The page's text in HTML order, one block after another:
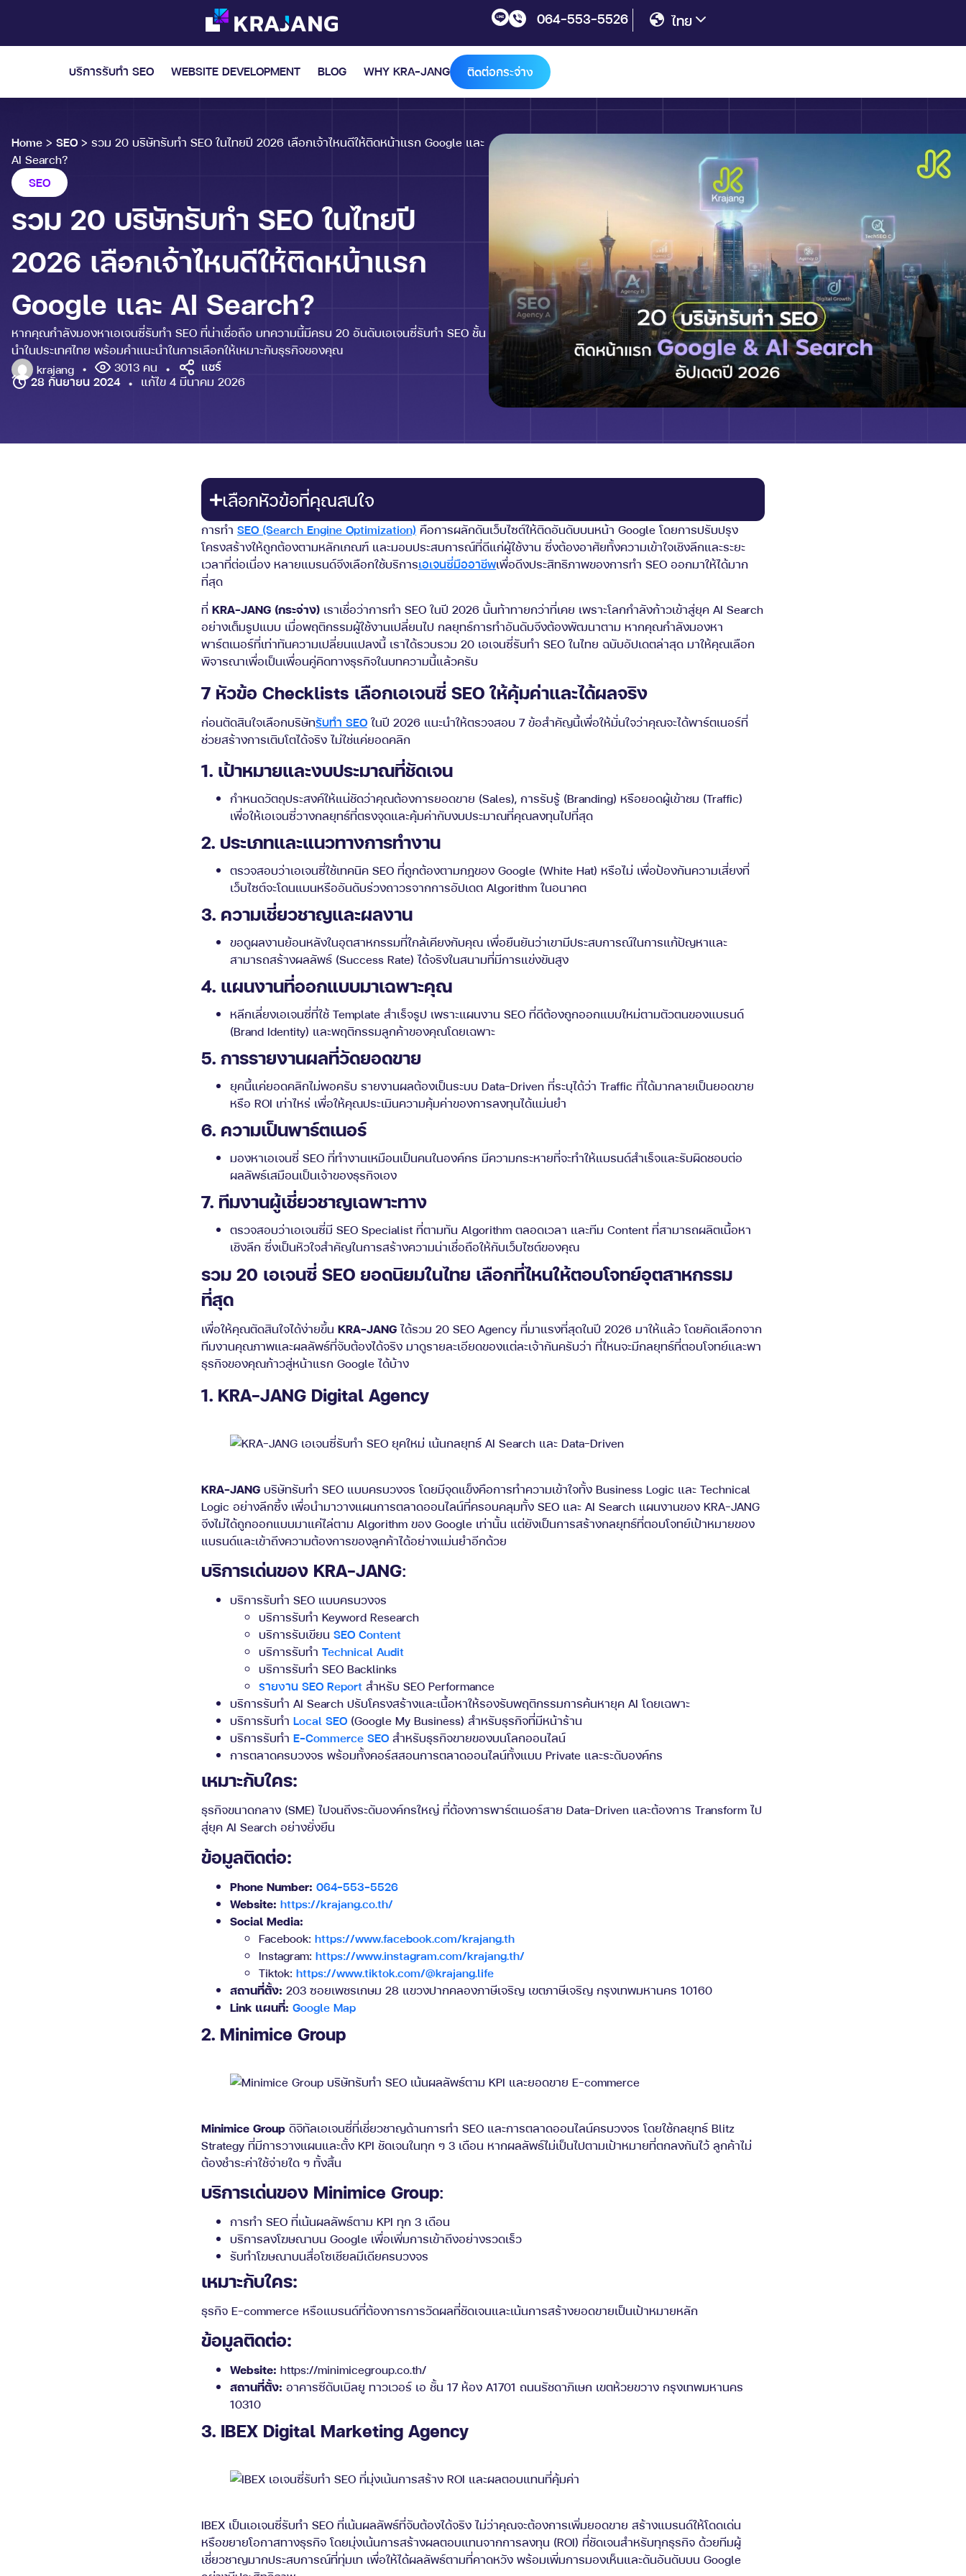
064-553-5526 ไทย
English
บริการรับทำ SEO WEBSITE DEVELOPMENT BLOG WHY KRA-JANG ติดต่อกระจ่าง
Home > SEO > รวม 20 บริษัทรับทำ SEO ในไทยปี 2026 เลือกเจ้าไหนดีให้ติดหน้าแรก Google และ
AI Search?
SEO
รวม 20 บริษัทรับทำ SEO ในไทยปี
2026 เลือกเจ้าไหนดีให้ติดหน้าแรก
Google และ AI Search?
หากคุณกำลังมองหาเอเจนซี่รับทำ SEO ที่น่าเชื่อถือ บทความนี้มีครบ 20 อันดับเอเจนซี่รับทำ SEO ชั้น
นำในประเทศไทย พร้อมคำแนะนำในการเลือกให้เหมาะกับธุรกิจของคุณ
krajang
3013 คน
แชร์
28 กันยายน 2024
แก้ไข 4 มีนาคม 2026
เลือกหัวข้อที่คุณสนใจ
การทำSEO (Search Engine Optimization) คือการผลักดันเว็บไซต์ให้ติดอันดับบนหน้า Google โดยการปรับปรุง
โครงสร้างให้ถูกต้องตามหลักเกณฑ์ และมอบประสบการณ์ที่ดีแก่ผู้ใช้งาน ซึ่งต้องอาศัยทั้งความเข้าใจเชิงลึกและระยะ
เวลาที่ต่อเนื่อง หลายแบรนด์จึงเลือกใช้บริการเอเจนซี่มืออาชีพเพื่อดึงประสิทธิภาพของการทำ SEO ออกมาให้ได้มาก
ที่สุด
ที่KRA-JANG (กระจ่าง) เราเชื่อว่าการทำ SEO ในปี 2026 นั้นท้าทายกว่าที่เคย เพราะโลกกำลังก้าวเข้าสู่ยุค AI Search
อย่างเต็มรูปแบบ เมื่อพฤติกรรมผู้ใช้งานเปลี่ยนไป กลยุทธ์การทำอันดับจึงต้องพัฒนาตาม หากคุณกำลังมองหา
พาร์ตเนอร์ที่เท่าทันความเปลี่ยนแปลงนี้ เราได้รวบรวม 20 เอเจนซี่รับทำ SEO ในไทย ฉบับอัปเดตล่าสุด มาให้คุณเลือก
พิจารณาเพื่อเป็นเพื่อนคู่คิดทางธุรกิจในบทความนี้แล้วครับ
7 หัวข้อ Checklists เลือกเอเจนซี่ SEO ให้คุ้มค่าและได้ผลจริง
ก่อนตัดสินใจเลือกบริษัทรับทำ SEO ในปี 2026 แนะนำให้ตรวจสอบ 7 ข้อสำคัญนี้เพื่อให้มั่นใจว่าคุณจะได้พาร์ตเนอร์ที่
ช่วยสร้างการเติบโตได้จริง ไม่ใช่แค่ยอดคลิก
1. เป้าหมายและงบประมาณที่ชัดเจน
กำหนดวัตถุประสงค์ให้แน่ชัดว่าคุณต้องการยอดขาย (Sales), การรับรู้ (Branding) หรือยอดผู้เข้าชม (Traffic)
เพื่อให้เอเจนซี่วางกลยุทธ์ที่ตรงจุดและคุ้มค่ากับงบประมาณที่คุณลงทุนไปที่สุด
2. ประเภทและแนวทางการทำงาน
ตรวจสอบว่าเอเจนซี่ใช้เทคนิค SEO ที่ถูกต้องตามกฎของ Google (White Hat) หรือไม่ เพื่อป้องกันความเสี่ยงที่
เว็บไซต์จะโดนแบนหรืออันดับร่วงถาวรจากการอัปเดต Algorithm ในอนาคต
3. ความเชี่ยวชาญและผลงาน
ขอดูผลงานย้อนหลังในอุตสาหกรรมที่ใกล้เคียงกับคุณ เพื่อยืนยันว่าเขามีประสบการณ์ในการแก้ปัญหาและ
สามารถสร้างผลลัพธ์ (Success Rate) ได้จริงในสนามที่มีการแข่งขันสูง
4. แผนงานที่ออกแบบมาเฉพาะคุณ
หลีกเลี่ยงเอเจนซี่ที่ใช้ Template สำเร็จรูป เพราะแผนงาน SEO ที่ดีต้องถูกออกแบบใหม่ตามตัวตนของแบรนด์
(Brand Identity) และพฤติกรรมลูกค้าของคุณโดยเฉพาะ
5. การรายงานผลที่วัดยอดขาย
ยุคนี้แค่ยอดคลิกไม่พอครับ รายงานผลต้องเป็นระบบ Data-Driven ที่ระบุได้ว่า Traffic ที่ได้มากลายเป็นยอดขาย
หรือ ROI เท่าไหร่ เพื่อให้คุณประเมินความคุ้มค่าของการลงทุนได้แม่นยำ
6. ความเป็นพาร์ตเนอร์
มองหาเอเจนซี่ SEO ที่ทำงานเหมือนเป็นคนในองค์กร มีความกระหายที่จะทำให้แบรนด์สำเร็จและรับผิดชอบต่อ
ผลลัพธ์เสมือนเป็นเจ้าของธุรกิจเอง
7. ทีมงานผู้เชี่ยวชาญเฉพาะทาง
ตรวจสอบว่าเอเจนซี่มี SEO Specialist ที่ตามทัน Algorithm ตลอดเวลา และทีม Content ที่สามารถผลิตเนื้อหา
เชิงลึก ซึ่งเป็นหัวใจสำคัญในการสร้างความน่าเชื่อถือให้กับเว็บไซต์ของคุณ
รวม 20 เอเจนซี่ SEO ยอดนิยมในไทย เลือกที่ไหนให้ตอบโจทย์อุตสาหกรรม
ที่สุด
เพื่อให้คุณตัดสินใจได้ง่ายขึ้นKRA-JANGได้รวม 20 SEO Agency ที่มาแรงที่สุดในปี 2026 มาให้แล้ว โดยคัดเลือกจาก
ทีมงานคุณภาพและผลลัพธ์ที่จับต้องได้จริง มาดูรายละเอียดของแต่ละเจ้ากันครับว่า ที่ไหนจะมีกลยุทธ์ที่ตอบโจทย์และพา
ธุรกิจของคุณก้าวสู่หน้าแรก Google ได้บ้าง
1. KRA-JANG Digital Agency
KRA-JANG บริษัทรับทำ SEO แบบครบวงจร โดยมีจุดแข็งคือการทำความเข้าใจทั้ง Business Logic และ Technical
Logic อย่างลึกซึ้ง เพื่อนำมาวางแผนการตลาดออนไลน์ที่ครอบคลุมทั้ง SEO และ AI Search แผนงานของ KRA-JANG
จึงไม่ได้ถูกออกแบบมาแค่ไล่ตาม Algorithm ของ Google เท่านั้น แต่ยังเป็นการสร้างกลยุทธ์ที่ตอบโจทย์เป้าหมายของ
แบรนด์และเข้าถึงความต้องการของลูกค้าได้อย่างแม่นยำอีกด้วย
บริการเด่นของ KRA-JANG:
บริการรับทำ SEO แบบครบวงจร
บริการรับทำ Keyword Research
บริการรับเขียนSEO Content
บริการรับทำTechnical Audit
บริการรับทำ SEO Backlinks
รายงาน SEO Report สำหรับ SEO Performance
บริการรับทำ AI Search ปรับโครงสร้างและเนื้อหาให้รองรับพฤติกรรมการค้นหายุค AI โดยเฉพาะ
บริการรับทำLocal SEO (Google My Business) สำหรับธุรกิจที่มีหน้าร้าน
บริการรับทำE-Commerce SEO สำหรับธุรกิจขายของบนโลกออนไลน์
การตลาดครบวงจร พร้อมทั้งคอร์สสอนการตลาดออนไลน์ทั้งแบบ Private และระดับองค์กร
เหมาะกับใคร:
ธุรกิจขนาดกลาง (SME) ไปจนถึงระดับองค์กรใหญ่ ที่ต้องการพาร์ตเนอร์สาย Data-Driven และต้องการ Transform ไป
สู่ยุค AI Search อย่างยั่งยืน
ข้อมูลติดต่อ:
Phone Number: 064-553-5526
Website: https://krajang.co.th/
Social Media:
Facebook:https://www.facebook.com/krajang.th
Instagram:https://www.instagram.com/krajang.th/
Tiktok:https://www.tiktok.com/@krajang.life
สถานที่ตั้ง: 203 ซอยเพชรเกษม 28 แขวงปากคลองภาษีเจริญ เขตภาษีเจริญ กรุงเทพมหานคร 10160
Link แผนที่: Google Map
2. Minimice Group
Minimice Groupดิจิทัลเอเจนซี่ที่เชี่ยวชาญด้านการทำ SEO และการตลาดออนไลน์ครบวงจร โดยใช้กลยุทธ์ Blitz
Strategy ที่มีการวางแผนและตั้ง KPI ชัดเจนในทุก ๆ 3 เดือน หากผลลัพธ์ไม่เป็นไปตามเป้าหมายที่ตกลงกันไว้ ลูกค้าไม่
ต้องชำระค่าใช้จ่ายใด ๆ ทั้งสิ้น
บริการเด่นของ Minimice Group:
การทำ SEO ที่เน้นผลลัพธ์ตาม KPI ทุก 3 เดือน
บริการลงโฆษณาบน Google เพื่อเพิ่มการเข้าถึงอย่างรวดเร็ว
รับทำโฆษณาบนสื่อโซเชียลมีเดียครบวงจร
เหมาะกับใคร:
ธุรกิจ E-commerce หรือแบรนด์ที่ต้องการการวัดผลที่ชัดเจนและเน้นการสร้างยอดขายเป็นเป้าหมายหลัก
ข้อมูลติดต่อ:
Website: https://minimicegroup.co.th/
สถานที่ตั้ง: อาคารซีดับเบิลยู ทาวเวอร์ เอ ชั้น 17 ห้อง A1701 ถนนรัชดาภิเษก เขตห้วยขวาง กรุงเทพมหานคร
10310
3. IBEX Digital Marketing Agency
IBEX เป็นเอเจนซี่รับทำ SEO ที่เน้นผลลัพธ์ที่จับต้องได้จริง ไม่ว่าคุณจะต้องการเพิ่มยอดขาย สร้างแบรนด์ให้โดดเด่น
หรือขยายโอกาสทางธุรกิจ โดยมุ่งเน้นการสร้างผลตอบแทนจากการลงทุน (ROI) ที่ชัดเจนสำหรับทุกธุรกิจ ด้วยทีมผู้
เชี่ยวชาญมากประสบการณ์ที่ทุ่มเท เพื่อให้ได้ผลลัพธ์ตามที่คาดหวัง พร้อมเพิ่มการมองเห็นและดันอันดับบน Google